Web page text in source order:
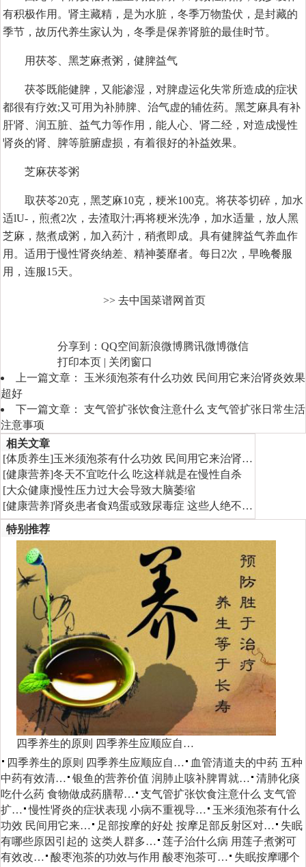
有积极作用。肾主藏精，是为水脏，冬季万物蛰伏，是封藏的
季节，故历代养生家认为，冬季是保养肾脏的最佳时节。
用茯苓、黑芝麻煮粥，健脾益气
茯苓既能健脾，又能渗湿，对脾虚运化失常所造成的症状
都很有疗效;又可用为补肺脾、治气虚的辅佐药。黑芝麻具有补
肝肾、润五脏、益气力等作用，能人心、肾二经，对造成慢性
肾炎的肾、脾等脏腑虚损，有着很好的补益效果。
芝麻茯苓粥
取茯苓20克，黑芝麻10克，粳米100克。将茯苓切碎，加水
适lU-，煎煮2次，去渣取汁;再将粳米洗净，加水适量，放人黑
芝麻，熬煮成粥，加入药汁，稍煮即成。具有健脾益气养血作
用。适用于慢性肾炎纳差、精神萎靡者。每日2次，早晚餐服
用，连服15天。
>> 去中国菜谱网首页
分享到： QQ空间新浪微博腾讯微博微信
打印本页 | 关闭窗口
上一篇文章： 玉米须泡茶有什么功效 民间用它来治肾炎效果
超好
下一篇文章： 支气管扩张饮食注意什么 支气管扩张日常生活
注意事项
相关文章
[体质养生]玉米须泡茶有什么功效 民间用它来治肾…
[健康营养]冬天不宜吃什么 吃这样就是在慢性自杀
[大众健康]慢性压力过大会导致大脑萎缩
[健康营养]肾炎患者食鸡蛋或致尿毒症 这些人绝不…
特别推荐
四季养生的原则 四季养生应顺应自…
四季养生的原则 四季养生应顺应自…
血管清道夫的中药 五种
中药有效清… 银鱼的营养价值 润肺止咳补脾胃就… 清肺化痰
吃什么药 食物做成药膳帮… 支气管扩张饮食注意什么 支气管
扩… 慢性肾炎的症状表现 小病不重视导…
玉米须泡茶有什么
功效 民间用它来…
足部按摩的好处 按摩足部反射区对…
失眠
有哪些原因引起的 这类人群多… 莲子治什么病 用莲子煮粥可
有效改… 酸枣泡茶的功效与作用 酸枣泡茶可… 失眠按摩哪个